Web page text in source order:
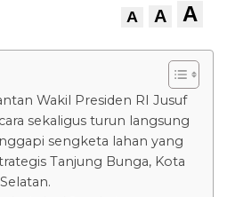
A A A
Wakil Presiden RI Jusuf
sekaligus turun langsung
sengketa lahan yang
Tanjung Bunga, Kota